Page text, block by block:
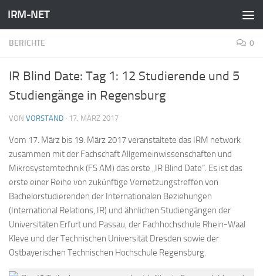
Zum Inhalt springen
IRM-NET
BERICHTE 0
IR Blind Date: Tag 1: 12 Studierende und 5
Studiengänge in Regensburg
VON VORSTAND · 17. MÄRZ 2017
Vom 17. März bis 19. März 2017 veranstaltete das IRM network
zusammen mit der Fachschaft Allgemeinwissenschaften und
Mikrosystemtechnik (FS AM) das erste „IR Blind Date“. Es ist das
erste einer Reihe von zukünftige Vernetzungstreffen von
Bachelorstudierenden der Internationalen Beziehungen
(International Relations, IR) und ähnlichen Studiengängen der
Universitäten Erfurt und Passau, der Fachhochschule Rhein-Waal
Kleve und der Technischen Universität Dresden sowie der
Ostbayerischen Technischen Hochschule Regensburg.